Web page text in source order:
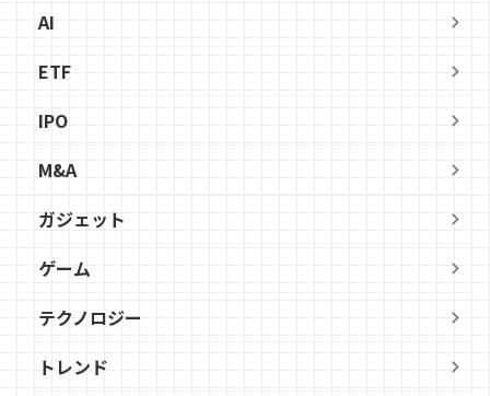
AI
ETF
IPO
M&A
ガジェット
ゲーム
テクノロジー
トレンド